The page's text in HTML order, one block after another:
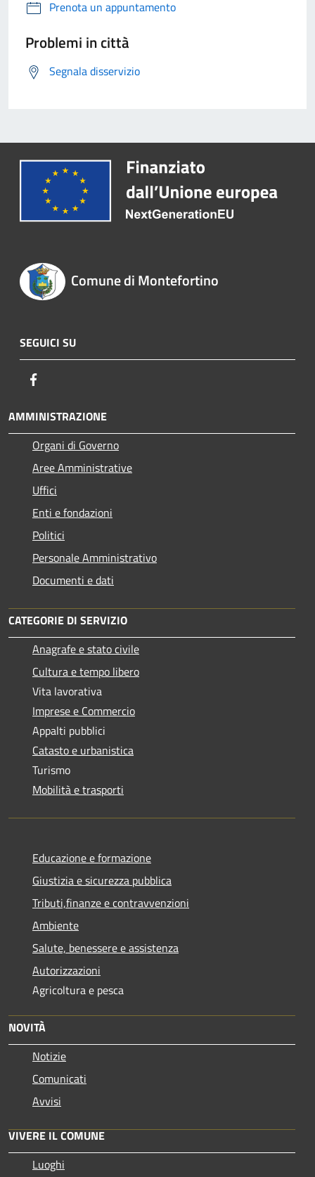
Prenota un appuntamento
Problemi in città
Segnala disservizio
Comune di Montefortino
SEGUICI SU
AMMINISTRAZIONE
Organi di Governo
Aree Amministrative
Uffici
Enti e fondazioni
Politici
Personale Amministrativo
Documenti e dati
CATEGORIE DI SERVIZIO
Anagrafe e stato civile
Cultura e tempo libero
Vita lavorativa
Imprese e Commercio
Appalti pubblici
Catasto e urbanistica
Turismo
Mobilità e trasporti
Educazione e formazione
Giustizia e sicurezza pubblica
Tributi,finanze e contravvenzioni
Ambiente
Salute, benessere e assistenza
Autorizzazioni
Agricoltura e pesca
NOVITÀ
Notizie
Comunicati
Avvisi
VIVERE IL COMUNE
Luoghi